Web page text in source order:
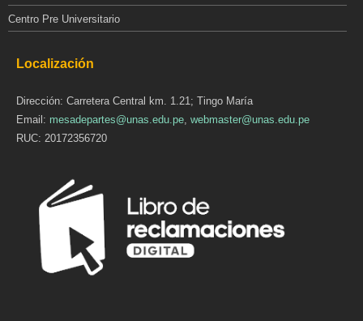
Centro Pre Universitario
Localización
Dirección: Carretera Central km. 1.21; Tingo María
Email: mesadepartes@unas.edu.pe webmaster@unas.edu.pe
RUC: 20172356720